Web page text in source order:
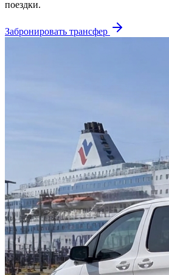
поездки.
Забронировать трансфер